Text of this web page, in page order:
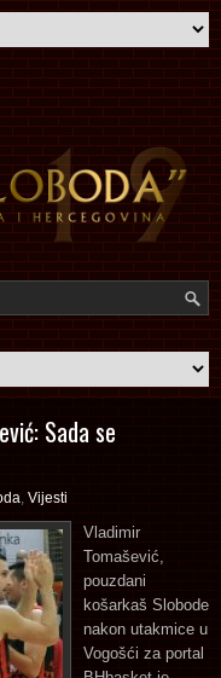
Sada se
Vijesti
Vladimir
Tomašević,
pouzdani
košarkaš Slobode
nakon utakmice u
Vogošći za portal